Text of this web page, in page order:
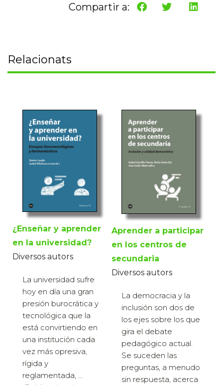
Compartir a:
Relacionats
¿Enseñar y aprender
en la universidad?
Diversos autors
La universidad sufre
hoy en día una gran
presión burocráti­ca y
tecnológica que la
está convirtiendo en
una institución cada
vez más opresiva,
rígida y
reglamentada, ...
Aprender a participar
en los centros de
secundaria
Diversos autors
La democracia y la
inclusión son dos de
los ejes sobre los que
gira el debate
pedagógico actual.
Se suceden las
preguntas, a menudo
sin respuesta, acerca